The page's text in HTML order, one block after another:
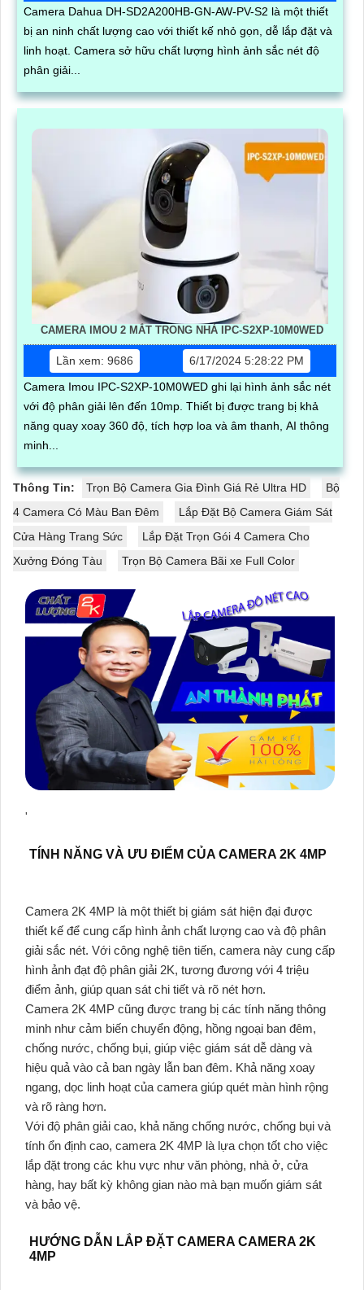
Camera Dahua DH-SD2A200HB-GN-AW-PV-S2 là một thiết
bị an ninh chất lượng cao với thiết kế nhỏ gọn, dễ lắp đặt và
linh hoạt. Camera sở hữu chất lượng hình ảnh sắc nét độ
phân giải...
CAMERA IMOU 2 MẮT TRONG NHÀ IPC-S2XP-10M0WED
Lần xem: 9686
6/17/2024 5:28:22 PM
Camera Imou IPC-S2XP-10M0WED ghi lại hình ảnh sắc nét
với độ phân giải lên đến 10mp. Thiết bị được trang bị khả
năng quay xoay 360 độ, tích hợp loa và âm thanh, AI thông
minh...
Thông Tin: Trọn Bộ Camera Gia Đình Giá Rẻ Ultra HD
Bộ
4 Camera Có Màu Ban Đêm
Lắp Đặt Bộ Camera Giám Sát
Cửa Hàng Trang Sức
Lắp Đặt Trọn Gói 4 Camera Cho
Xưởng Đóng Tàu
Trọn Bộ Camera Bãi xe Full Color
'
TÍNH NĂNG VÀ ƯU ĐIỂM CỦA CAMERA 2K 4MP
Camera 2K 4MP là một thiết bị giám sát hiện đại được
thiết kế để cung cấp hình ảnh chất lượng cao và độ phân
giải sắc nét. Với công nghệ tiên tiến, camera này cung cấp
hình ảnh đạt độ phân giải 2K, tương đương với 4 triệu
điểm ảnh, giúp quan sát chi tiết và rõ nét hơn.
Camera 2K 4MP cũng được trang bị các tính năng thông
minh như cảm biến chuyển động, hồng ngoại ban đêm,
chống nước, chống bụi, giúp việc giám sát dễ dàng và
hiệu quả vào cả ban ngày lẫn ban đêm. Khả năng xoay
ngang, dọc linh hoạt của camera giúp quét màn hình rộng
và rõ ràng hơn.
Với độ phân giải cao, khả năng chống nước, chống bụi và
tính ổn định cao, camera 2K 4MP là lựa chọn tốt cho việc
lắp đặt trong các khu vực như văn phòng, nhà ở, cửa
hàng, hay bất kỳ không gian nào mà bạn muốn giám sát
và bảo vệ.
HƯỚNG DẪN LẮP ĐẶT CAMERA CAMERA 2K
4MP